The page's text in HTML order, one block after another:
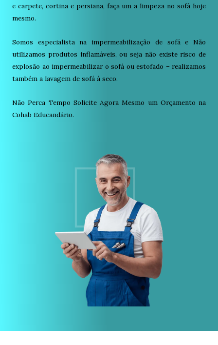
e carpete, cortina e persiana, faça um a limpeza no sofá hoje
mesmo.
Somos especialista na impermeabilização de sofá e Não
utilizamos produtos inflamáveis, ou seja não existe risco de
explosão ao impermeabilizar o sofá ou estofado – realizamos
também a lavagem de sofá à seco.
Não Perca Tempo Solicite Agora Mesmo um Orçamento na
Cohab Educandário.